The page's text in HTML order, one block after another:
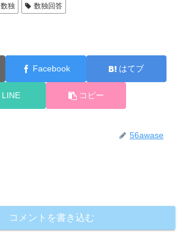
数独 数独回答
Facebook はてブ
LINE コピー
56awase
コメントを書き込む